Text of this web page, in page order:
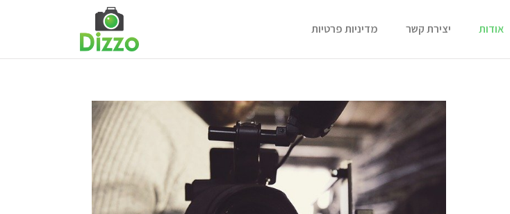
אודות יצירת קשר מדיניות פרטיות